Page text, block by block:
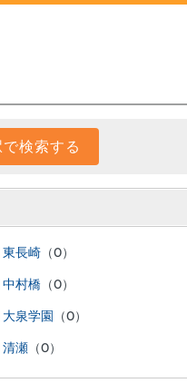
東長崎 （0）
中村橋 （0）
大泉学園 （0）
清瀬 （0）